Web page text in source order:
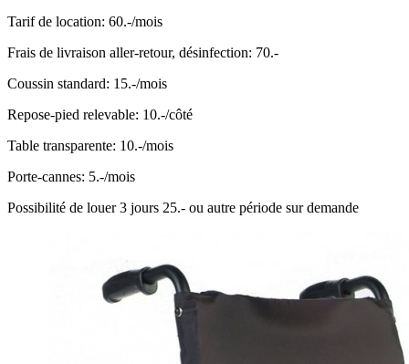
Tarif de location: 60.-/mois
Frais de livraison aller-retour, désinfection: 70.-
Coussin standard: 15.-/mois
Repose-pied relevable: 10.-/côté
Table transparente: 10.-/mois
Porte-cannes: 5.-/mois
Possibilité de louer 3 jours 25.- ou autre période sur demande